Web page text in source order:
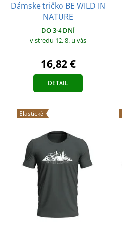
Dámske tričko BE WILD IN
NATURE
DO 3-4 DNÍ
v stredu 12. 8. u vás
16,82 €
DETAIL
Elastické